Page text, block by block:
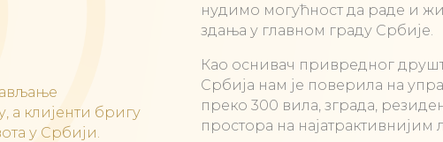
а клијенти бригу
у Србији.
нудимо могућност да раде и
здања у главном граду Србије.
Као оснивач привредног
Србија нам је поверила на
преко 300 вила, зграда,
простора на најатрактивнијим